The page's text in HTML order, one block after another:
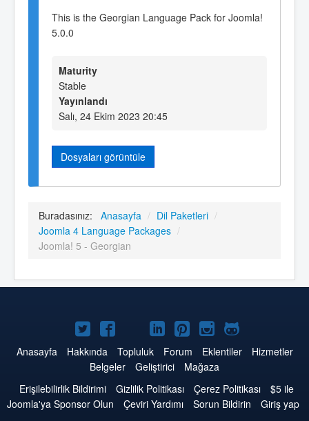
This is the Georgian Language Pack for Joomla!
5.0.0
Maturity
Stable
Yayınlandı
Salı, 24 Ekim 2023 20:45
Dosyaları görüntüle
Buradasınız: Anasayfa / Dil Paketleri /
Joomla 4 Language Packages /
Joomla! 5 - Georgian
Twitter'da
Joomla
Facebook'da
Joomla
YouTube'da
Joomla
LinkedIn'de
Joomla
Pinterest'de
Joomla
Instagram'da
Joomla
GitHub'da
Joomla
Anasayfa Hakkında Topluluk Forum Eklentiler
Hizmetler
Belgeler
Geliştirici
Mağaza
Erişilebilirlik Bildirimi
Gizlilik Politikası Çerez Politikası
$5 ile
Joomla'ya Sponsor Olun
Çeviri Yardımı Sorun Bildirin
Giriş yap